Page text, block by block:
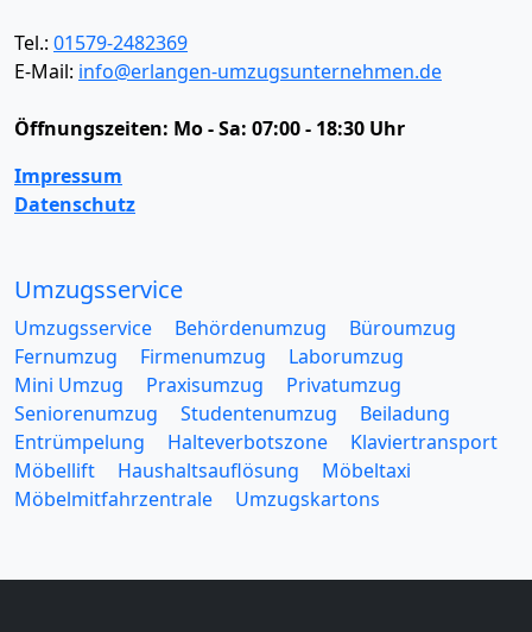
Tel.: 01579-2482369
E-Mail: info@erlangen-umzugsunternehmen.de
Öffnungszeiten: Mo - Sa: 07:00 - 18:30 Uhr
Impressum
Datenschutz
Umzugsservice
Umzugsservice Behördenumzug
Büroumzug
Fernumzug
Firmenumzug
Laborumzug
Mini Umzug
Praxisumzug
Privatumzug
Seniorenumzug
Studentenumzug
Beiladung
Entrümpelung
Halteverbotszone
Klaviertransport
Möbellift
Haushaltsauflösung
Möbeltaxi
Möbelmitfahrzentrale
Umzugskartons